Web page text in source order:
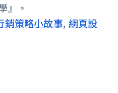
』。
銷策略小故事, 網頁設